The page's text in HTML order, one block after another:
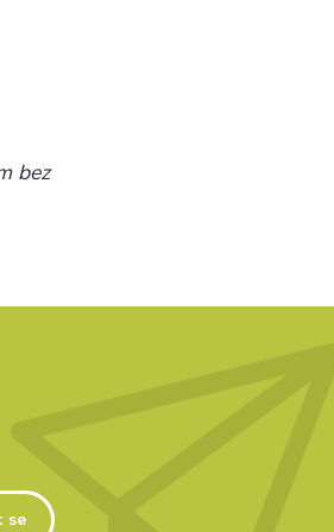
bez
se